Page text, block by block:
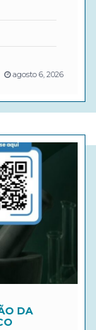
agosto 6, 2026
DA